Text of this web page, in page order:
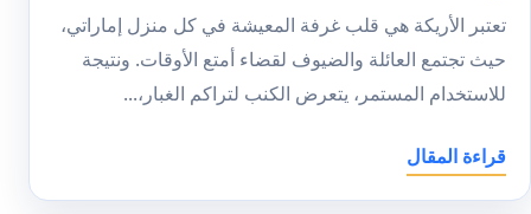
تعتبر الأريكة هي قلب غرفة المعيشة في كل منزل إماراتي،
حيث تجتمع العائلة والضيوف لقضاء أمتع الأوقات. ونتيجة
للاستخدام المستمر، يتعرض الكنب لتراكم الغبار،...
قراءة المقال